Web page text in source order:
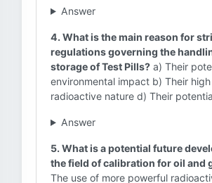
Answer
4. What is the main reason for
regulations governing the
storage of Test Pills? a) Their
environmental impact b) Their
radioactive nature d) Their
Answer
5. What is a potential future
the field of calibration for oil and
The use of more powerful